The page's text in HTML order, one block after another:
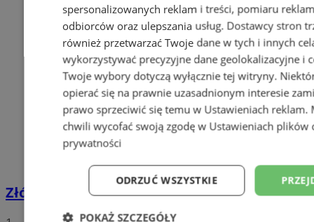
Złóż wniosek o dodatek węglowy
spersonalizowanych reklam i treści, pomiaru
odbiorców oraz ulepszania usług. Dostawcy stron
również przetwarzać Twoje dane w tych i innych
wykorzystywać precyzyjne dane geolokalizacyjne i
Twoje wybory dotyczą wyłącznie tej witryny.
opierać się na prawnie uzasadnionym interesie
prawo sprzeciwić się temu w Ustawieniach reklam.
chwili wycofać swoją zgodę w Ustawieniach plików
prywatności
ODRZUĆ WSZYSTKIE
POKAŻ SZCZEGÓŁY